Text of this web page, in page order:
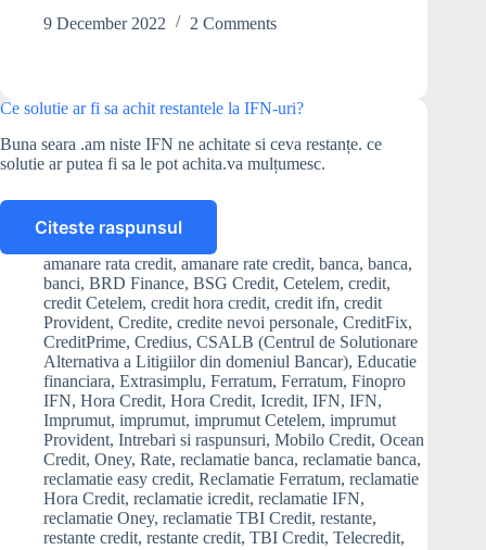
IFN-
9 December 2022 2 Comments
Ce solutie ar fi sa achit restantele la IFN-uri?
Buna seara .am niste IFN ne achitate si ceva restanțe. ce
solutie ar putea fi sa le pot achita.va mulțumesc.
Citeste raspunsul
Ce
solutie
ar
fi
sa
achit
restantele
la
IFN-
uri?
amanare rata credit, amanare rate credit, banca, banca,
banci, BRD Finance, BSG Credit, Cetelem, credit,
credit Cetelem, credit hora credit, credit ifn, credit
Provident, Credite, credite nevoi personale, CreditFix,
CreditPrime, Credius, CSALB (Centrul de Solutionare
Alternativa a Litigiilor din domeniul Bancar), Educatie
financiara, Extrasimplu, Ferratum, Ferratum, Finopro
IFN, Hora Credit, Hora Credit, Icredit, IFN, IFN,
Imprumut, imprumut, imprumut Cetelem, imprumut
Provident, Intrebari si raspunsuri, Mobilo Credit, Ocean
Credit, Oney, Rate, reclamatie banca, reclamatie banca,
reclamatie easy credit, Reclamatie Ferratum, reclamatie
Hora Credit, reclamatie icredit, reclamatie IFN,
reclamatie Oney, reclamatie TBI Credit, restante,
restante credit, restante credit, TBI Credit, Telecredit,